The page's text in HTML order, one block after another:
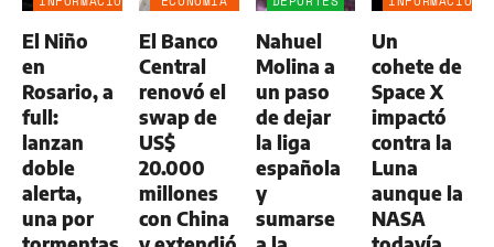
El Niño
en
Rosario, a
full:
lanzan
doble
alerta,
una por
AGRO
El Banco
Central
renovó el
swap de
US$
20.000
millones
con China
Nahuel
Molina a
un paso
de dejar
la liga
española
y
sumarse
Un
cohete de
Space X
impactó
contra la
Luna
aunque la
NASA